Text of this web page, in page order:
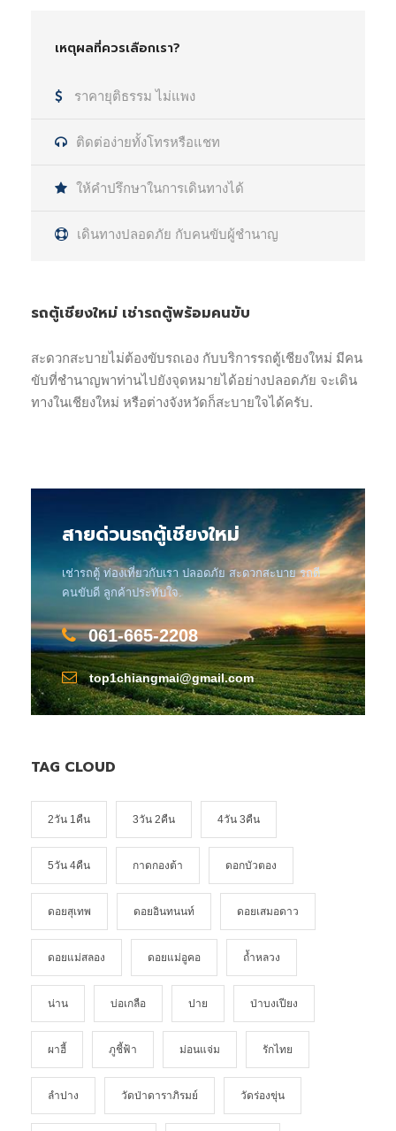
เหตุผลที่ควรเลือกเรา?
ราคายุติธรรม ไม่แพง
ติดต่อง่ายทั้งโทรหรือแชท
ให้คำปรึกษาในการเดินทางได้
เดินทางปลอดภัย กับคนขับผู้ชำนาญ
รถตู้เชียงใหม่ เช่ารถตู้พร้อมคนขับ
สะดวกสะบายไม่ต้องขับรถเอง กับบริการรถตู้เชียงใหม่ มีคน
ขับที่ชำนาญพาท่านไปยังจุดหมายได้อย่างปลอดภัย จะเดิน
ทางในเชียงใหม่ หรือต่างจังหวัดก็สะบายใจได้ครับ.
สายด่วนรถตู้เชียงใหม่
เช่ารถตู้ ท่องเที่ยวกับเรา ปลอดภัย สะดวกสะบาย รถดี
คนขับดี ลูกค้าประทับใจ.
061-665-2208
top1chiangmai@gmail.com
TAG CLOUD
2วัน 1คืน 3วัน 2คืน 4วัน 3คืน
5วัน 4คืน กาดกองต้า ดอกบัวตอง
ดอยสุเทพ ดอยอินทนนท์ ดอยเสมอดาว
ดอยแม่สลอง ดอยแม่อูคอ ถ้ำหลวง
น่าน บ่อเกลือ ปาย ป่าบงเปียง
ผาฮี้ ภูชี้ฟ้า ม่อนแจ่ม รักไทย
ลำปาง วัดป่าดาราภิรมย์ วัดร่องขุ่น